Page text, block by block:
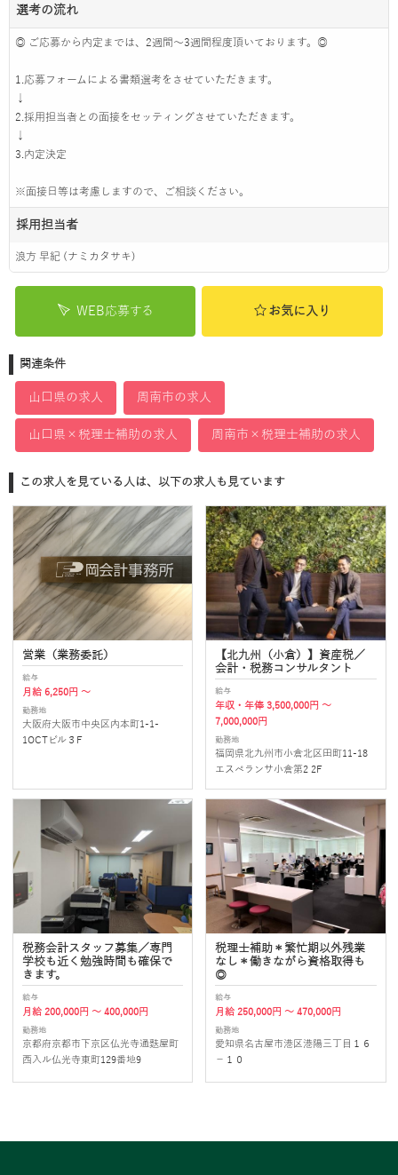
選考の流れ
◎ ご応募から内定までは、2週間～3週間程度頂いております。◎
1.応募フォームによる書類選考をさせていただきます。
↓
2.採用担当者との面接をセッティングさせていただきます。
↓
3.内定決定
※面接日等は考慮しますので、ご相談ください。
採用担当者
浪方 早紀 (ナミカタサキ)
WEB応募する お気に入り
関連条件
山口県の求人 周南市の求人
山口県×税理士補助の求人 周南市×税理士補助の求人
この求人を見ている人は、以下の求人も見ています
営業（業務委託）
給与
月給 6,250円 ～
勤務地
大阪府大阪市中央区内本町1-1-
1OCTビル３F
【北九州（小倉）】資産税／
会計・税務コンサルタント
給与
年収・年俸 3,500,000円 ～
7,000,000円
勤務地
福岡県北九州市小倉北区田町11-18
エスペランサ小倉第2 2F
税務会計スタッフ募集／専門
学校も近く勉強時間も確保で
きます。
給与
月給 200,000円 ～ 400,000円
勤務地
京都府京都市下京区仏光寺通麩屋町
西入ル仏光寺東町129番地9
税理士補助＊繁忙期以外残業
なし＊働きながら資格取得も
◎
給与
月給 250,000円 ～ 470,000円
勤務地
愛知県名古屋市港区港陽三丁目１６
－１０